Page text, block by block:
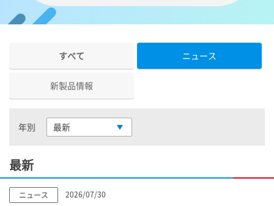
すべて ニュース
新製品情報
年別 最新
最新
ニュース 2026/07/30